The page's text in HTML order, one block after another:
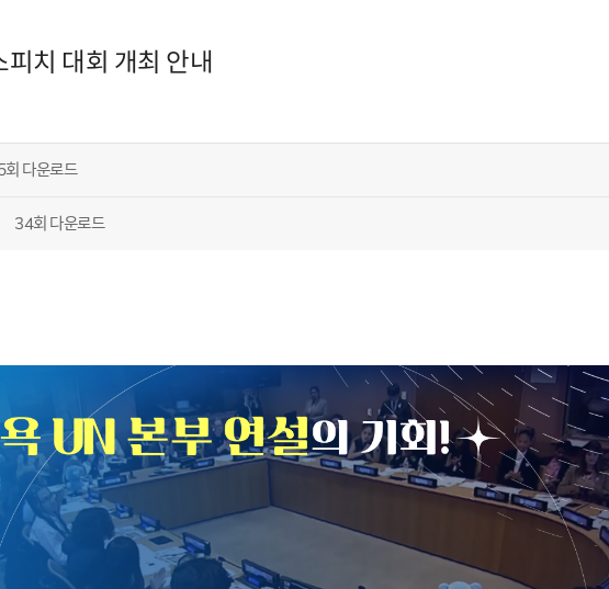
치 대회 개최 안내
다운로드
34회 다운로드